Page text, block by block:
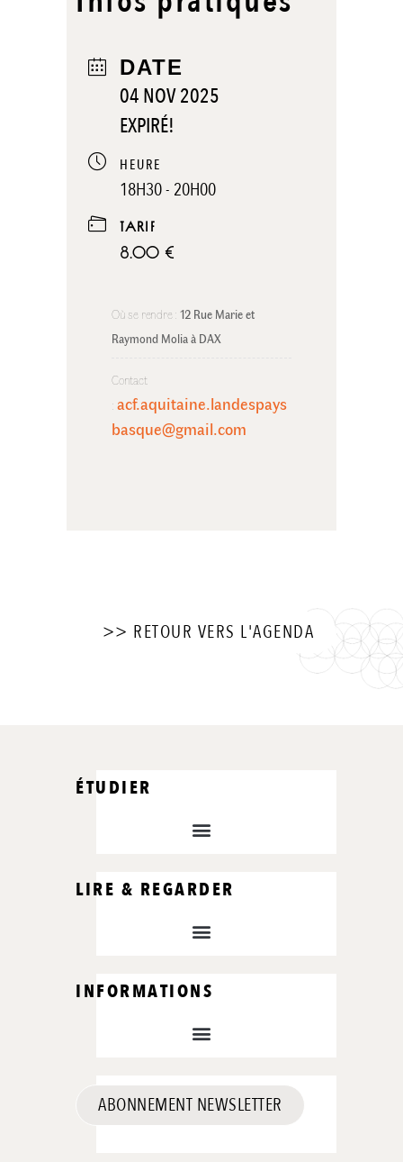
DATE
04 NOV 2025
EXPIRÉ!
HEURE
18H30 - 20H00
TARIF
8.00 €
Où se rendre : 12 Rue Marie et
Raymond Molia à DAX
Contact
: acf.aquitaine.landespays
basque@gmail.com
>> RETOUR VERS L'AGENDA
ÉTUDIER
LIRE & REGARDER
INFORMATIONS
ABONNEMENT NEWSLETTER